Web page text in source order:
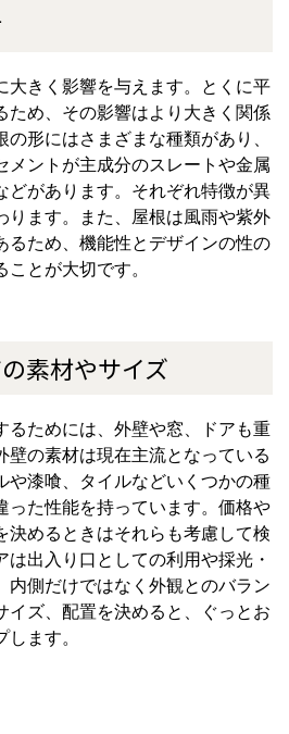
大きく影響を与えます。とくに平
ため、その影響はより大きく関係
の形にはさまざまな種類があり、
メントが主成分のスレートや金属
どがあります。それぞれ特徴が異
ります。また、屋根は風雨や紫外
るため、機能性とデザインの性の
とが大切です。
素材やサイズ
るためには、外壁や窓、ドアも重
壁の素材は現在主流となっている
や漆喰、タイルなどいくつかの種
った性能を持っています。価格や
決めるときはそれらも考慮して検
出入り口としての利用や採光・
内側だけではなく外観とのバラン
イズ、配置を決めると、ぐっとお
ます。